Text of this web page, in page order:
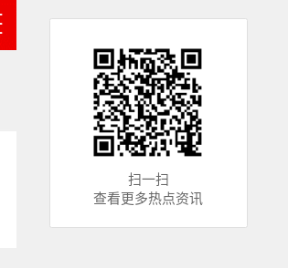
扫一扫
查看更多热点资讯